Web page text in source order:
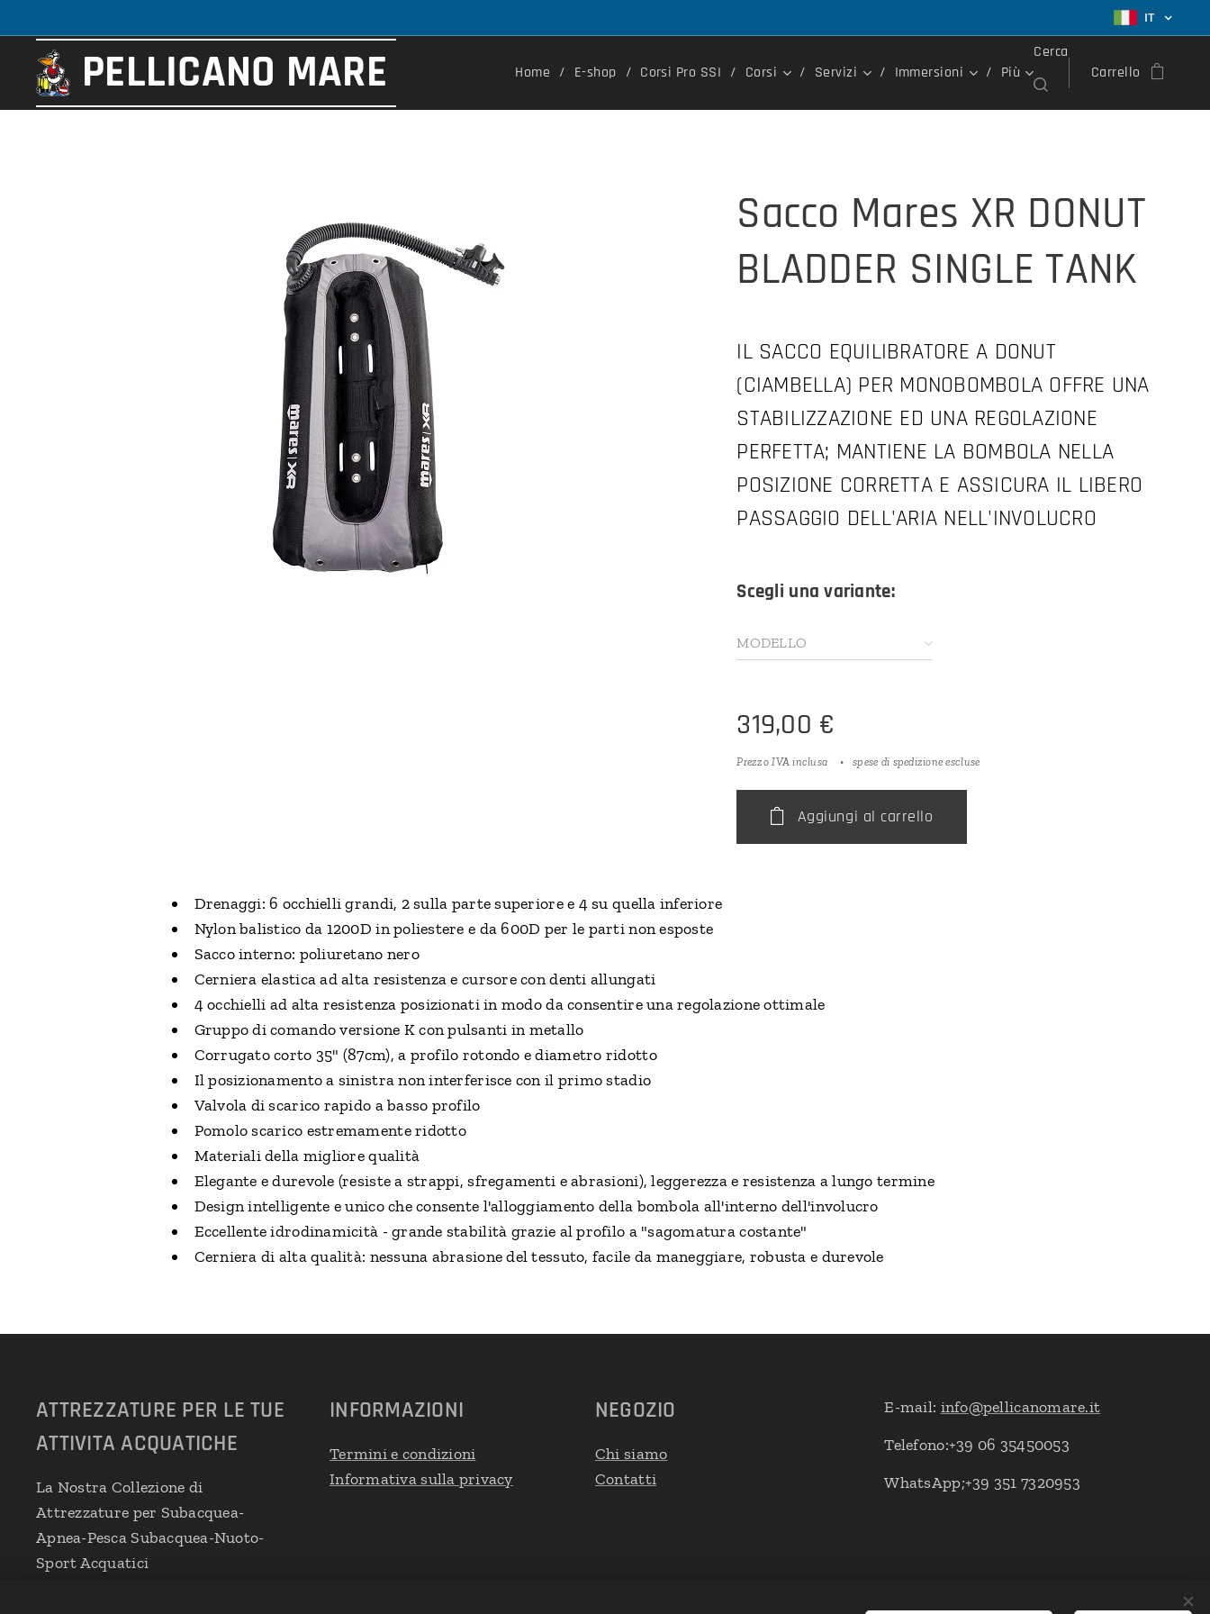
IT
PELLICANO MARE Home E-shop Corsi Pro SSI Corsi Servizi Immersioni Più
Cerca
Carrello
Sacco Mares XR DONUT
BLADDER SINGLE TANK
IL SACCO EQUILIBRATORE A DONUT
(CIAMBELLA) PER MONOBOMBOLA OFFRE UNA
STABILIZZAZIONE ED UNA REGOLAZIONE
PERFETTA; MANTIENE LA BOMBOLA NELLA
POSIZIONE CORRETTA E ASSICURA IL LIBERO
PASSAGGIO DELL'ARIA NELL'INVOLUCRO
Scegli una variante:
MODELLO
319,00 €
Prezzo IVA inclusa spese di spedizione escluse
Aggiungi al carrello
Drenaggi: 6 occhielli grandi, 2 sulla parte superiore e 4 su quella inferiore
Nylon balistico da 1200D in poliestere e da 600D per le parti non esposte
Sacco interno: poliuretano nero
Cerniera elastica ad alta resistenza e cursore con denti allungati
4 occhielli ad alta resistenza posizionati in modo da consentire una regolazione ottimale
Gruppo di comando versione K con pulsanti in metallo
Corrugato corto 35" (87cm), a profilo rotondo e diametro ridotto
Il posizionamento a sinistra non interferisce con il primo stadio
Valvola di scarico rapido a basso profilo
Pomolo scarico estremamente ridotto
Materiali della migliore qualità
Elegante e durevole (resiste a strappi, sfregamenti e abrasioni), leggerezza e resistenza a lungo termine
Design intelligente e unico che consente l'alloggiamento della bombola all'interno dell'involucro
Eccellente idrodinamicità - grande stabilità grazie al profilo a "sagomatura costante"
Cerniera di alta qualità: nessuna abrasione del tessuto, facile da maneggiare, robusta e durevole
ATTREZZATURE PER LE TUE
ATTIVITA ACQUATICHE
La Nostra Collezione di
Attrezzature per Subacquea-
Apnea-Pesca Subacquea-Nuoto-
Sport Acquatici
INFORMAZIONI
Termini e condizioni
Informativa sulla privacy
NEGOZIO
Chi siamo
Contatti
E-mail: info@pellicanomare.it
Telefono:+39 06 35450053
WhatsApp;+39 351 7320953